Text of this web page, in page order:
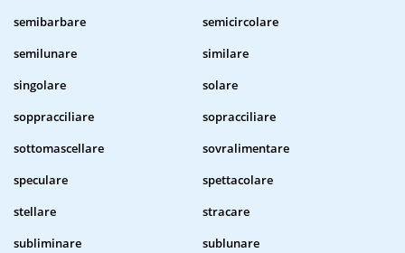
semibarbare
semicircolare
semilunare
similare
singolare
solare
soppracciliare
sopracciliare
sottomascellare
sovralimentare
speculare
spettacolare
stellare
stracare
subliminare
sublunare